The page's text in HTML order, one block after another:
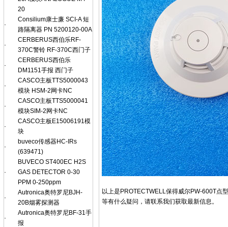
20
·
Consilium康士廉 SCI-A 短
路隔离器 PN 5200120-00A
·
CERBERUS西伯乐RF-
370C警铃 RF-370C西门子
·
CERBERUS西伯乐
DM1151手报 西门子
·
CASCO主板TTS5000043
模块 HSM-2网卡NC
·
CASCO主板TTS5000041
模块SIM-2网卡NC
·
CASCO主板E15006191模
块
·
buveco传感器HC-IRs
(639471)
·
BUVECO ST400EC H2S
GAS DETECTOR 0-30
PPM 0-250ppm
·
Autronica奥特罗尼BJH-
20B烟雾探测器
·
Autronica奥特罗尼BF-31手
报
以上是PROTECTWELL保得威尔PW-600T点
等有什么疑问，请联系我们获取最新信息。